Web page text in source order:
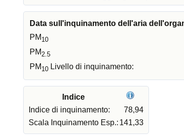
Data sull'inquinamento dell'aria
PM 10
PM2.5
PM 10 Livello di inquinamento:
Indice
Indice di inquinamento:
78,94
Scala Inquinamento Esp.: 141,33